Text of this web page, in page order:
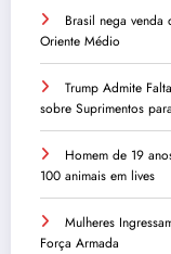
Brasil nega
Oriente Médio
Trump Admite
sobre Suprimentos
Homem de 19
100 animais em lives
Mulheres
Força Armada